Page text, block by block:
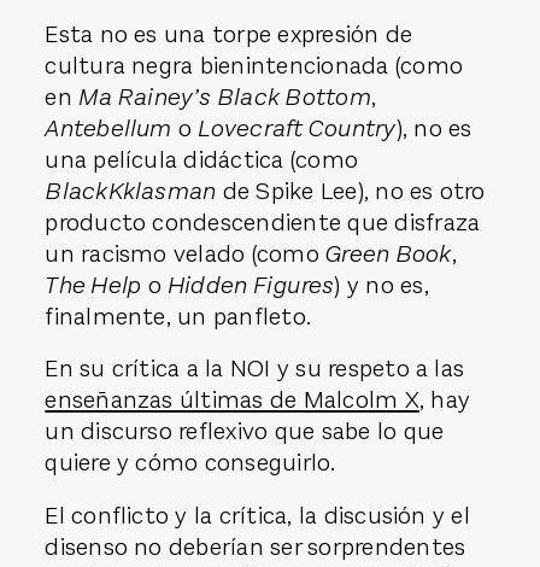
Esta no es una torpe expresión de
cultura negra bienintencionada (como
en Ma Rainey’s Black Bottom,
Antebellum o Lovecraft Country), no es
una película didáctica (como
BlackKklasman de Spike Lee), no es otro
producto condescendiente que disfraza
un racismo velado (comoGreen Book,
The Help o Hidden Figures) y no es,
finalmente, un panfleto.
En su crítica a la NOI y su respeto a las
enseñanzas últimas de Malcolm X, hay
un discurso reflexivo que sabe lo que
quiere y cómo conseguirlo.
El conflicto y la crítica, la discusión y el
disenso no deberían ser sorprendentes